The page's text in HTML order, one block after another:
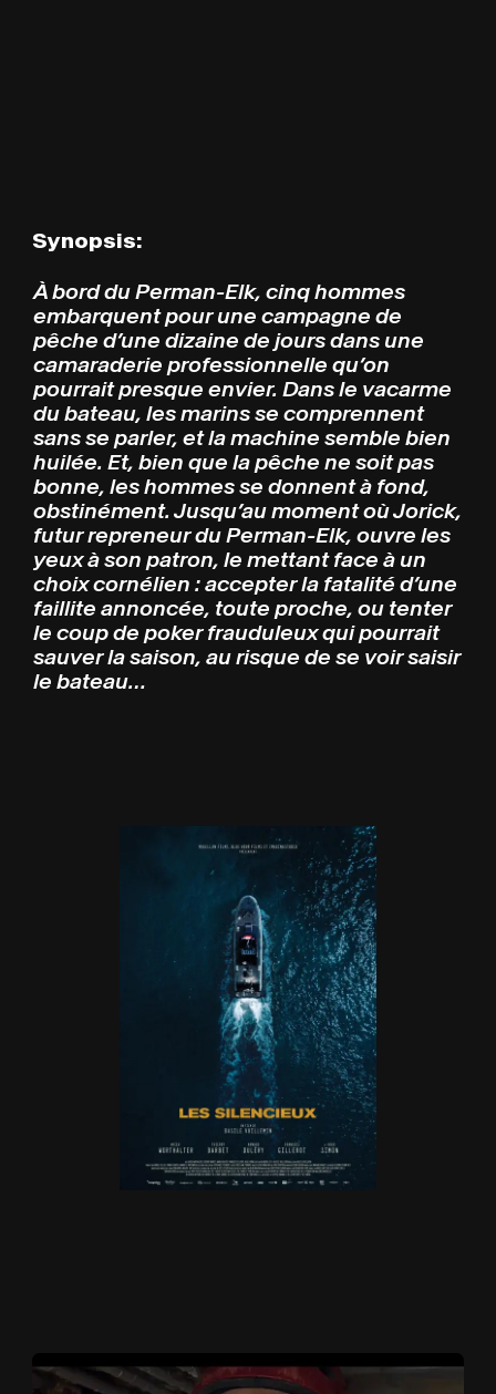
Synopsis:
À bord du Perman-Elk, cinq hommes
embarquent pour une campagne de
pêche d’une dizaine de jours dans une
camaraderie professionnelle qu’on
pourrait presque envier. Dans le vacarme
du bateau, les marins se comprennent
sans se parler, et la machine semble bien
huilée. Et, bien que la pêche ne soit pas
bonne, les hommes se donnent à fond,
obstinément. Jusqu’au moment où Jorick,
futur repreneur du Perman-Elk, ouvre les
yeux à son patron, le mettant face à un
choix cornélien : accepter la fatalité d’une
faillite annoncée, toute proche, ou tenter
le coup de poker frauduleux qui pourrait
sauver la saison, au risque de se voir saisir
le bateau…